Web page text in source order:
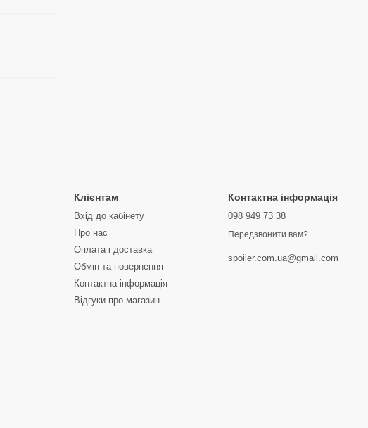
Клієнтам
Вхід до кабінету
Про нас
Оплата і доставка
Обмін та повернення
Контактна інформація
Відгуки про магазин
Контактна інформація
098 949 73 38
Передзвонити вам?
spoiler.com.ua@gmail.com